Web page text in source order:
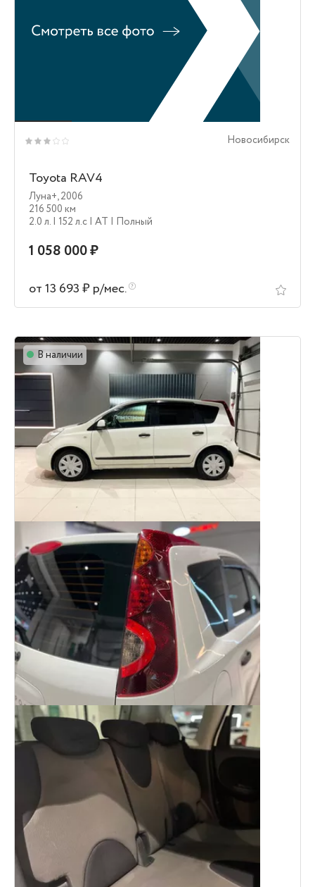
Новосибирск
Toyota RAV4
Луна+,2006
216 500 км
2.0 л. | 152 л.c | AT | Полный
1 058 000 ₽
от 13 693 ₽ р/мес.
В наличии